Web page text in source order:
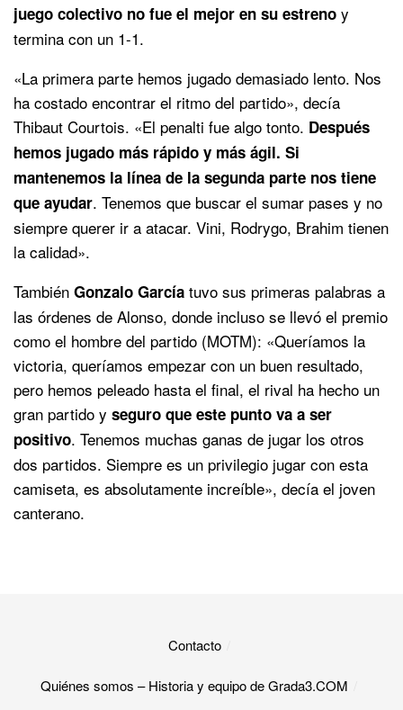
juego colectivo no fue el mejor en su estreno y
termina con un 1-1.
«La primera parte hemos jugado demasiado lento. Nos
ha costado encontrar el ritmo del partido», decía
Thibaut Courtois. «El penalti fue algo tonto. Después
hemos jugado más rápido y más ágil. Si
mantenemos la línea de la segunda parte nos tiene
que ayudar. Tenemos que buscar el sumar pases y no
siempre querer ir a atacar. Vini, Rodrygo, Brahim tienen
la calidad».
También Gonzalo García tuvo sus primeras palabras a
las órdenes de Alonso, donde incluso se llevó el premio
como el hombre del partido (MOTM): «Queríamos la
victoria, queríamos empezar con un buen resultado,
pero hemos peleado hasta el final, el rival ha hecho un
gran partido y seguro que este punto va a ser
positivo. Tenemos muchas ganas de jugar los otros
dos partidos. Siempre es un privilegio jugar con esta
camiseta, es absolutamente increíble», decía el joven
canterano.
Contacto
Quiénes somos – Historia y equipo de Grada3.COM